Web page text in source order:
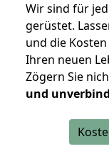
Wir sind für
gerüstet.
und die
Ihren neuen
Zögern Sie
und